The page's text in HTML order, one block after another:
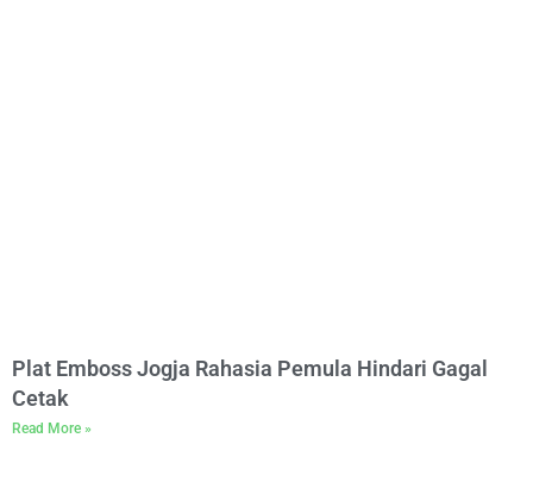
Plat Emboss Jogja Rahasia Pemula Hindari Gagal
Cetak
Read More »